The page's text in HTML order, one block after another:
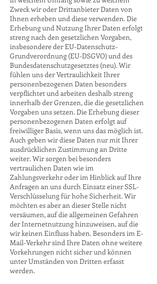
Zweck wir oder Drittanbieter Daten von
Ihnen erheben und diese verwenden. Die
Erhebung und Nutzung Ihrer Daten erfolgt
streng nach den gesetzlichen Vorgaben,
insbesondere der EU-Datenschutz-
Grundverordnung (EU-DSGVO) und des
Bundesdatenschutzgesetztes (neu). Wir
fühlen uns der Vertraulichkeit Ihrer
personenbezogenen Daten besonders
verpflichtet und arbeiten deshalb streng
innerhalb der Grenzen, die die gesetzlichen
Vorgaben uns setzen. Die Erhebung dieser
personenbezogenen Daten erfolgt auf
freiwilliger Basis, wenn uns das möglich ist.
Auch geben wir diese Daten nur mit Ihrer
ausdrücklichen Zustimmung an Dritte
weiter. Wir sorgen bei besonders
vertraulichen Daten wie im
Zahlungsverkehr oder im Hinblick auf Ihre
Anfragen an uns durch Einsatz einer SSL-
Verschlüsselung für hohe Sicherheit. Wir
möchten es aber an dieser Stelle nicht
versäumen, auf die allgemeinen Gefahren
der Internetnutzung hinzuweisen, auf die
wir keinen Einfluss haben. Besonders im E-
Mail-Verkehr sind Ihre Daten ohne weitere
Vorkehrungen nicht sicher und können
unter Umständen von Dritten erfasst
werden.